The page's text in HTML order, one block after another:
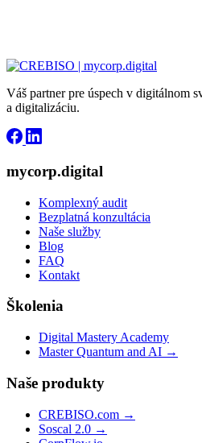
Váš partner pre úspech v digitálnom
a digitalizáciu.
mycorp.digital
Komplexný audit
Bezplatná konzultácia
Naše služby
Blog
FAQ
Kontakt
Školenia
Digital Mastery Academy
Master Quantum and AI →
Naše produkty
CREBISO.com →
Soscal 2.0 →